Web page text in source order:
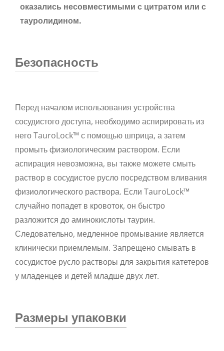
оказались несовместимыми с цитратом или с
тауролидином.
Безопасность
Перед началом использования устройства
сосудистого доступа, необходимо аспирировать из
него TauroLock™ с помощью шприца, а затем
промыть физиологическим раствором. Если
аспирация невозможна, вы также можете смыть
раствор в сосудистое русло посредством вливания
физиологического раствора. Если TauroLock™
случайно попадет в кровоток, он быстро
разложится до аминокислоты таурин.
Следовательно, медленное промывание является
клинически приемлемым. Запрещено смывать в
сосудистое русло растворы для закрытия катетеров
у младенцев и детей младше двух лет.
Размеры упаковки